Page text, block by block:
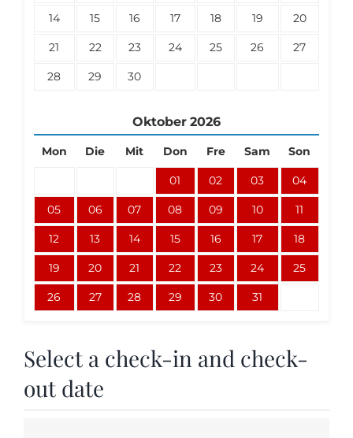
14 15 16 17 18 19 20
21 22 23 24 25 26 27
28 29 30
Oktober 2026
Mon Die Mit Don Fre Sam Son
01 02 03 04
05 06 07 08 09 10 11
12 13 14 15 16 17 18
19 20 21 22 23 24 25
26 27 28 29 30 31
Select a check-in and check-
out date